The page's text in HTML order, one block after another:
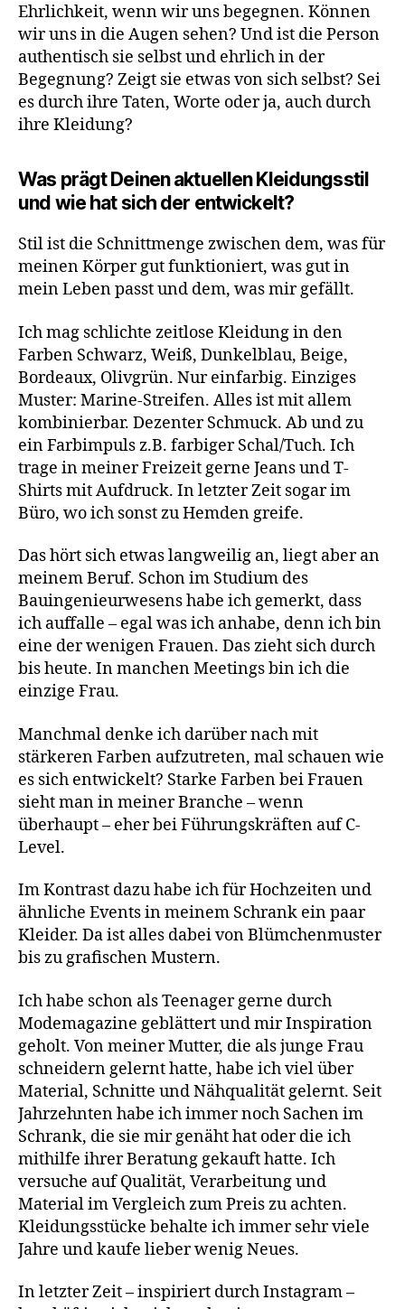
Ehrlichkeit, wenn wir uns begegnen. Können
wir uns in die Augen sehen? Und ist die Person
authentisch sie selbst und ehrlich in der
Begegnung? Zeigt sie etwas von sich selbst? Sei
es durch ihre Taten, Worte oder ja, auch durch
ihre Kleidung?
Was prägt Deinen aktuellen Kleidungsstil
und wie hat sich der entwickelt?
Stil ist die Schnittmenge zwischen dem, was für
meinen Körper gut funktioniert, was gut in
mein Leben passt und dem, was mir gefällt.
Ich mag schlichte zeitlose Kleidung in den
Farben Schwarz, Weiß, Dunkelblau, Beige,
Bordeaux, Olivgrün. Nur einfarbig. Einziges
Muster: Marine-Streifen. Alles ist mit allem
kombinierbar. Dezenter Schmuck. Ab und zu
ein Farbimpuls z.B. farbiger Schal/Tuch. Ich
trage in meiner Freizeit gerne Jeans und T-
Shirts mit Aufdruck. In letzter Zeit sogar im
Büro, wo ich sonst zu Hemden greife.
Das hört sich etwas langweilig an, liegt aber an
meinem Beruf. Schon im Studium des
Bauingenieurwesens habe ich gemerkt, dass
ich auffalle – egal was ich anhabe, denn ich bin
eine der wenigen Frauen. Das zieht sich durch
bis heute. In manchen Meetings bin ich die
einzige Frau.
Manchmal denke ich darüber nach mit
stärkeren Farben aufzutreten, mal schauen wie
es sich entwickelt? Starke Farben bei Frauen
sieht man in meiner Branche – wenn
überhaupt – eher bei Führungskräften auf C-
Level.
Im Kontrast dazu habe ich für Hochzeiten und
ähnliche Events in meinem Schrank ein paar
Kleider. Da ist alles dabei von Blümchenmuster
bis zu grafischen Mustern.
Ich habe schon als Teenager gerne durch
Modemagazine geblättert und mir Inspiration
geholt. Von meiner Mutter, die als junge Frau
schneidern gelernt hatte, habe ich viel über
Material, Schnitte und Nähqualität gelernt. Seit
Jahrzehnten habe ich immer noch Sachen im
Schrank, die sie mir genäht hat oder die ich
mithilfe ihrer Beratung gekauft hatte. Ich
versuche auf Qualität, Verarbeitung und
Material im Vergleich zum Preis zu achten.
Kleidungsstücke behalte ich immer sehr viele
Jahre und kaufe lieber wenig Neues.
In letzter Zeit – inspiriert durch Instagram –